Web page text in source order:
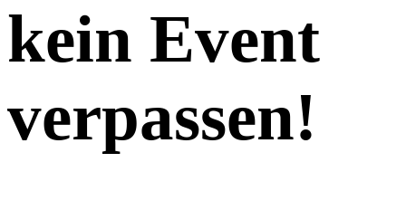
kein Event
verpassen!